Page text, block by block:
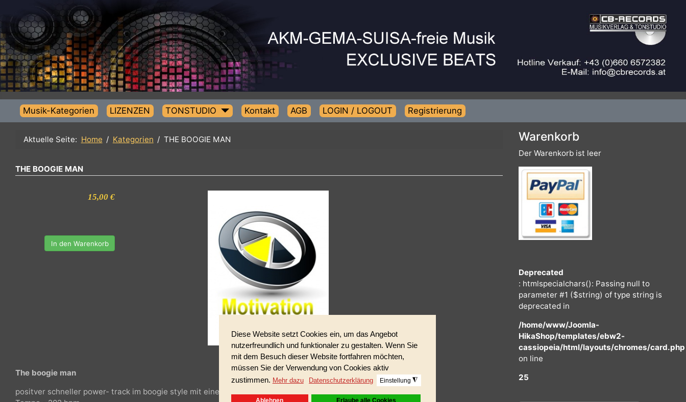
Musik-Kategorien LIZENZEN TONSTUDIO Kontakt AGB LOGIN / LOGOUT Registrierung
Aktuelle Seite:Home Kategorien
THE BOOGIE MAN
The boogie man
Warenkorb
Deprecated
: htmlspecialchars(): Passing null to
parameter #1 ($string) of type
deprecated in
/home/www/Joomla-
HikaShop/templates/ebw2-